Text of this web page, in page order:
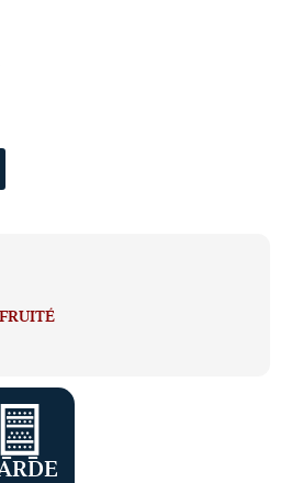
FRUITÉ